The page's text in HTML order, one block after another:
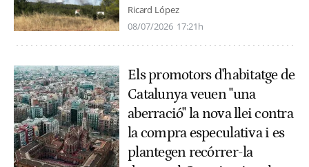
Ricard López
08/07/2026 17:21h
Els promotors d'habitatge de
Catalunya veuen "una
aberració" la nova llei contra
la compra especulativa i es
plantegen recórrer-la